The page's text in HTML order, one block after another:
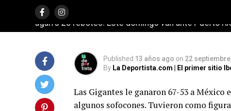
Tuvieron como figura a la pivote, que metió 24
agarró 20 rebotes. Este domingo van ante Puerto
Published 13 años ago on 22
By La Deportista.com | El primer sitio
Las Gigantes le ganaron 67-53 a México
algunos sofocones. Tuvieron como